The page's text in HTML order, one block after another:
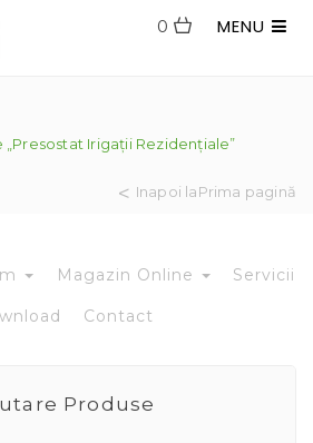
MENU
0
Irigații Rezidențiale”
Inapoi laPrima pagină
Magazin Online Servicii
Contact
Produse